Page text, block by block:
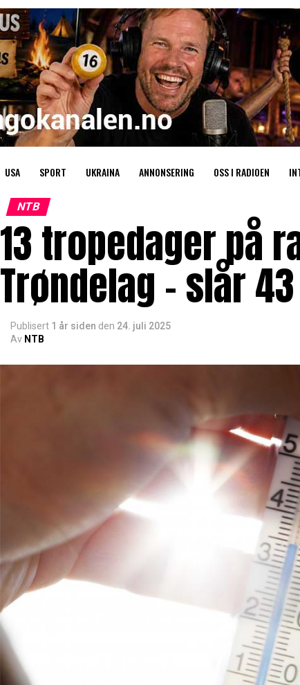
USA SPORT UKRAINA ANNONSERING OSS I RADIOEN
NTB
13 tropedager på
Trøndelag – slår
Publisert 1 år siden den 24. juli 2025
Av NTB